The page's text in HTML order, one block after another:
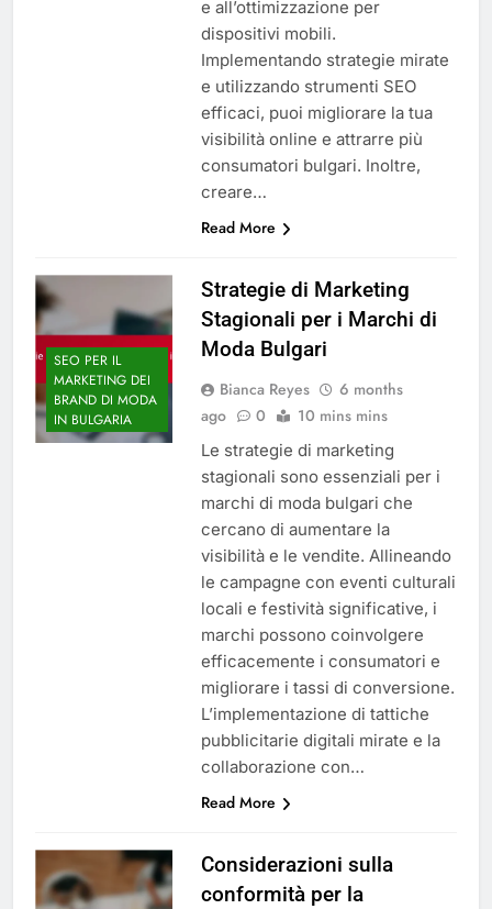
e all’ottimizzazione per
dispositivi mobili.
Implementando strategie mirate
e utilizzando strumenti SEO
efficaci, puoi migliorare la tua
visibilità online e attrarre più
consumatori bulgari. Inoltre,
creare…
Read More
SEO PER IL
MARKETING DEI
BRAND DI MODA
IN BULGARIA
Strategie di Marketing
Stagionali per i Marchi di
Moda Bulgari
Bianca Reyes
6 months
ago
0 10 mins mins
Le strategie di marketing
stagionali sono essenziali per i
marchi di moda bulgari che
cercano di aumentare la
visibilità e le vendite. Allineando
le campagne con eventi culturali
locali e festività significative, i
marchi possono coinvolgere
efficacemente i consumatori e
migliorare i tassi di conversione.
L’implementazione di tattiche
pubblicitarie digitali mirate e la
collaborazione con…
Read More
Considerazioni sulla
conformità per la